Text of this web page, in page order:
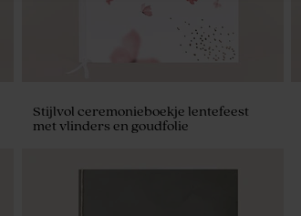
Stijlvol ceremonieboekje lentefeest
met vlinders en goudfolie